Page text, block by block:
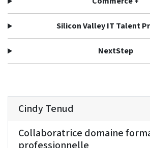
Silicon Valley IT Talent
NextStep
Cindy Tenud
Collaboratrice domaine